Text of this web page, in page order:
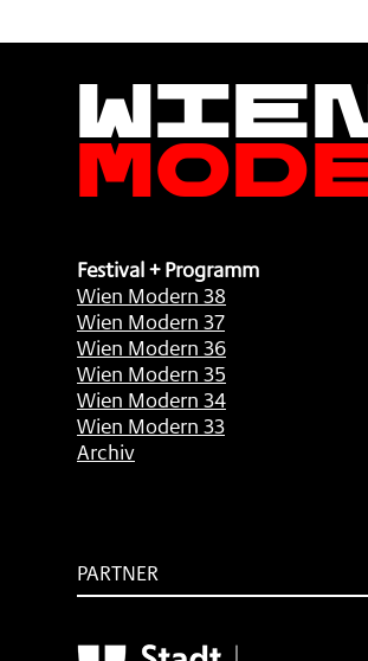
Festival + Programm
Wien Modern 38
Wien Modern 37
Wien Modern 36
Wien Modern 35
Wien Modern 34
Wien Modern 33
Archiv
PARTNER